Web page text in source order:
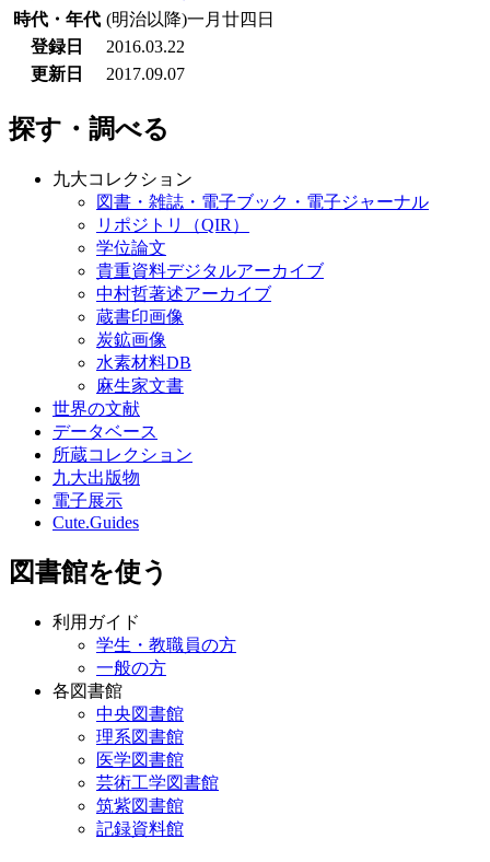
時代・年代 (明治以降)一月廿四日
登録日
2016.03.22
更新日
2017.09.07
探す・調べる
九大コレクション
図書・雑誌・電子ブック・電子ジャーナル
リポジトリ（QIR）
学位論文
貴重資料デジタルアーカイブ
中村哲著述アーカイブ
蔵書印画像
炭鉱画像
水素材料DB
麻生家文書
世界の文献
データベース
所蔵コレクション
九大出版物
電子展示
Cute.Guides
図書館を使う
利用ガイド
学生・教職員の方
一般の方
各図書館
中央図書館
理系図書館
医学図書館
芸術工学図書館
筑紫図書館
記録資料館